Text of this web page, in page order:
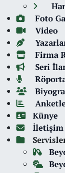
Foto
Video
Firma
Seri
Künye
İletişim